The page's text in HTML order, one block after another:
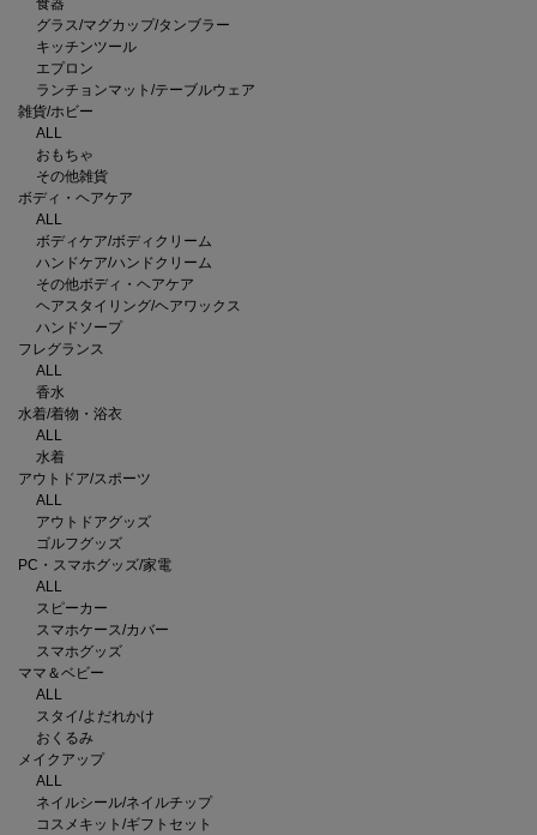
食器
グラス/マグカップ/タンブラー
キッチンツール
エプロン
ランチョンマット/テーブルウェア
雑貨/ホビー
ALL
おもちゃ
その他雑貨
ボディ・ヘアケア
ALL
ボディケア/ボディクリーム
ハンドケア/ハンドクリーム
その他ボディ・ヘアケア
ヘアスタイリング/ヘアワックス
ハンドソープ
フレグランス
ALL
香水
水着/着物・浴衣
ALL
水着
アウトドア/スポーツ
ALL
アウトドアグッズ
ゴルフグッズ
PC・スマホグッズ/家電
ALL
スピーカー
スマホケース/カバー
スマホグッズ
ママ＆ベビー
ALL
スタイ/よだれかけ
おくるみ
メイクアップ
ALL
ネイルシール/ネイルチップ
コスメキット/ギフトセット